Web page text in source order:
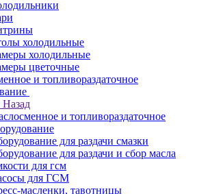
холодильные
холодильные
цветочные
и топливораздаточное
Назад
и топливораздаточное
для раздачи смазки
для раздачи и сбор масла
для гсм
для ГСМ
масленки, тавотницы